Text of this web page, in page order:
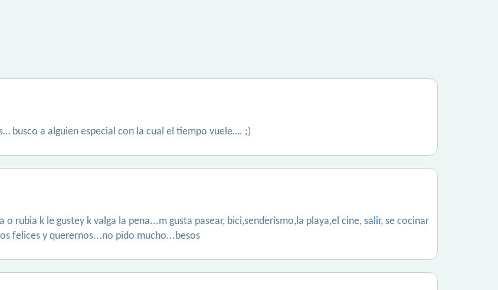
busco a alguien especial con la cual el tiempo vuele…. ;)
rubia k le gustey k valga la pena...m gusta pasear, bici,senderismo,la playa,el cine, salir, se cocinar
felices y querernos...no pido mucho...besos